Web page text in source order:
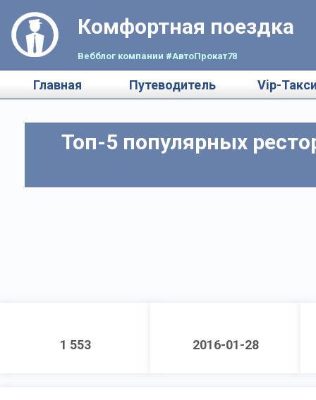
Комфортная поездка
Вебблог компании #АвтоПрокат78
Главная Путеводитель Vip-
Топ-5 популярных
1 553 2016-01-28